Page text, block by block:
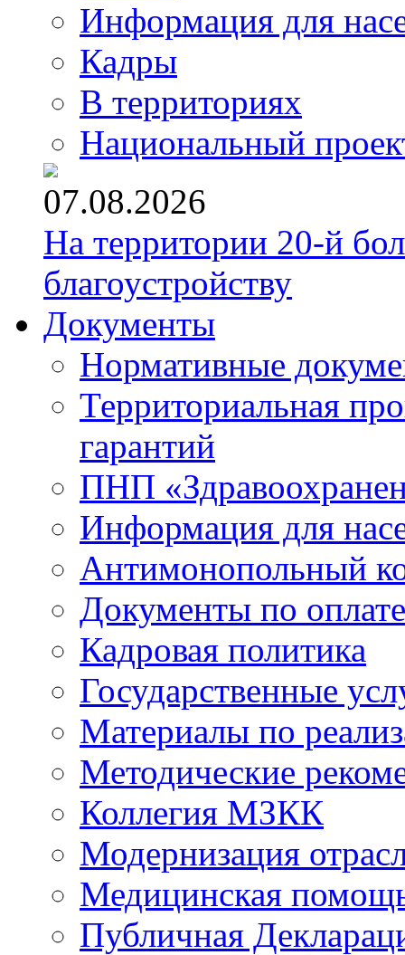
Информация для
Кадры
В территориях
Национальный
07.08.2026
На территории 20-й
благоустройству
Документы
Нормативные
Территориальная
гарантий
ПНП
Информация для
Антимонопольный
Документы по
Кадровая политика
Государственные
Материалы по
Методические
Коллегия МЗКК
Модернизация
Медицинская
Публичная